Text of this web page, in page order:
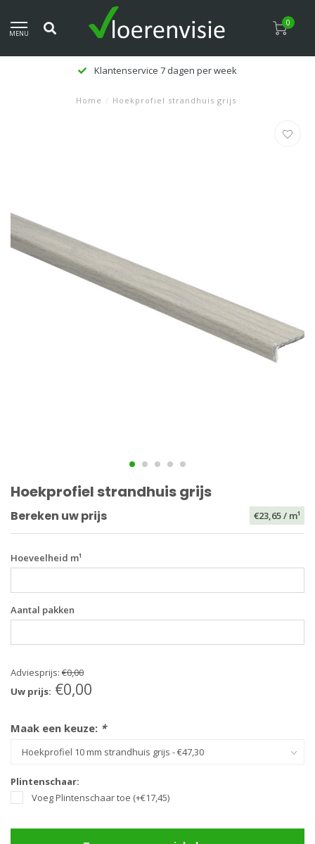
MENU
0
Klantenservice 7 dagen per week
Home / Hoekprofiel strandhuis grijs
Hoekprofiel strandhuis grijs
Bereken uw prijs €23,65/ m¹
Hoeveelheid m¹
Aantal pakken
Adviesprijs: €0,00
Uw prijs: €0,00
Maak een keuze: *
Plintenschaar:
Voeg Plintenschaar toe (+€17,45)